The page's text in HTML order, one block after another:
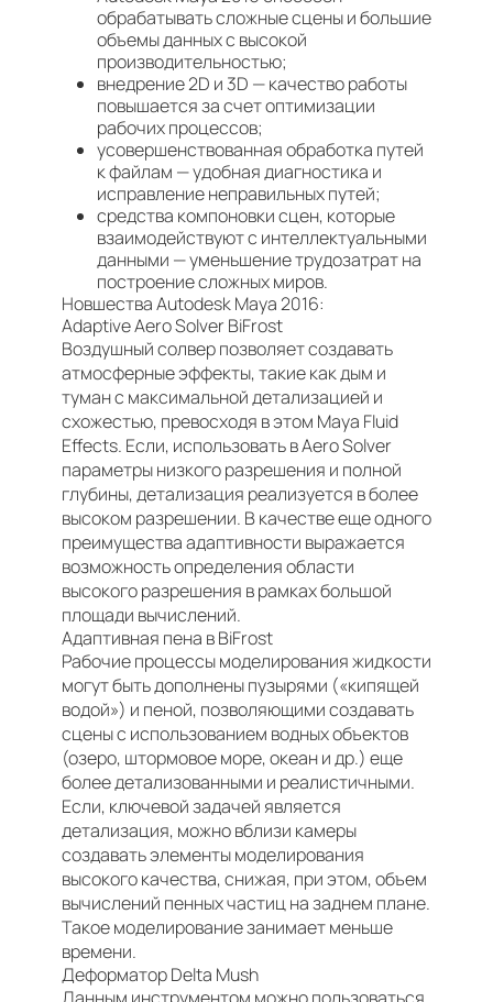
обрабатывать сложные сцены и большие
объемы данных с высокой
производительностью;
внедрение 2D и 3D — качество работы
повышается за счет оптимизации
рабочих процессов;
усовершенствованная обработка путей
к файлам — удобная диагностика и
исправление неправильных путей;
средства компоновки сцен, которые
взаимодействуют с интеллектуальными
данными — уменьшение трудозатрат на
построение сложных миров.
Новшества Autodesk Maya 2016:
Adaptive Aero Solver BiFrost
Воздушный солвер позволяет создавать
атмосферные эффекты, такие как дым и
туман с максимальной детализацией и
схожестью, превосходя в этом Maya Fluid
Effects. Если, использовать в Aero Solver
параметры низкого разрешения и полной
глубины, детализация реализуется в более
высоком разрешении. В качестве еще одного
преимущества адаптивности выражается
возможность определения области
высокого разрешения в рамках большой
площади вычислений.
Адаптивная пена в BiFrost
Рабочие процессы моделирования жидкости
могут быть дополнены пузырями («кипящей
водой») и пеной, позволяющими создавать
сцены с использованием водных объектов
(озеро, штормовое море, океан и др.) еще
более детализованными и реалистичными.
Если, ключевой задачей является
детализация, можно вблизи камеры
создавать элементы моделирования
высокого качества, снижая, при этом, объем
вычислений пенных частиц на заднем плане.
Такое моделирование занимает меньше
времени.
Деформатор Delta Mush